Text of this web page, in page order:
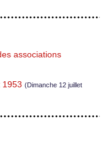
associations
1953 (Dimanche 12 juillet